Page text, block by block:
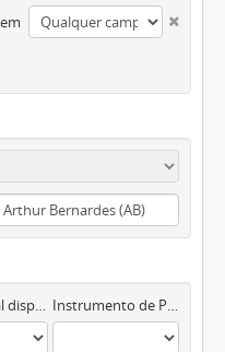
em
Objeto digital disponível Instrumento de Pesquisa